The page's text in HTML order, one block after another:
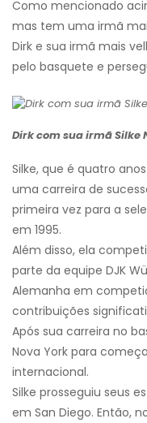
Como mencionado
mas tem uma irmã
Dirk e sua irmã mais
pelo basquete e
Dirk com sua irmã Silke
Silke, que é quatro
uma carreira de
primeira vez para a
em 1995.
Além disso, ela
parte da equipe DJK
Alemanha em
contribuições
Após sua carreira no
Nova York para
internacional.
Silke prosseguiu seus
em San Diego. Então,